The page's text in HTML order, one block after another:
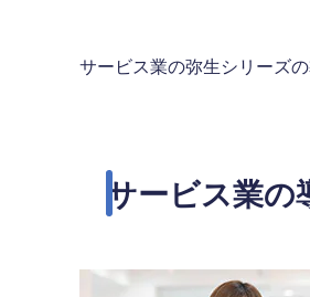
サービス業の弥生シリーズ
サービス業の